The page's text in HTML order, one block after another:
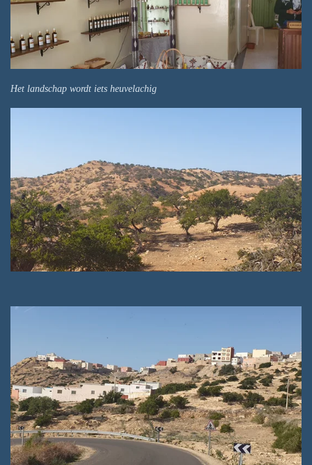
Het landschap wordt iets heuvelachig